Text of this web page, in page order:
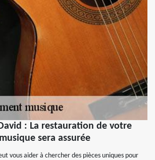
: La restauration de votre
sera assurée
vous aider à chercher des pièces uniques pour